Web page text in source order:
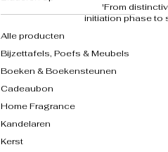
​'From
initiation phase to
Alle producten
Bijzettafels, Poefs & Meubels
Boeken & Boekensteunen
Cadeaubon
Home Fragrance
Kandelaren
Kerst